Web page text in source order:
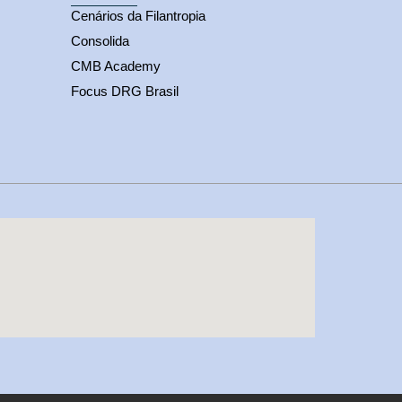
Cenários da Filantropia
Consolida
CMB Academy
Focus DRG Brasil